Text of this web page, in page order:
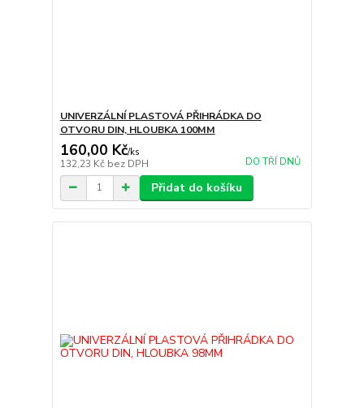
UNIVERZÁLNÍ PLASTOVÁ PŘIHRÁDKA DO
OTVORU DIN, HLOUBKA 100MM
160,00 Kč/ks
132,23 Kč bez DPH DO TŘÍ DNŮ
Přidat do košíku